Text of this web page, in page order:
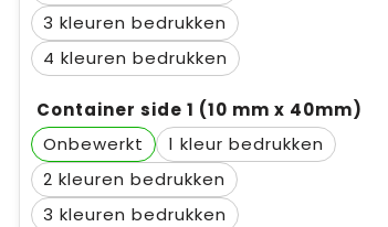
3
4
Container side 1 (10 mm x 40mm)
Onbewerkt
1
2
3